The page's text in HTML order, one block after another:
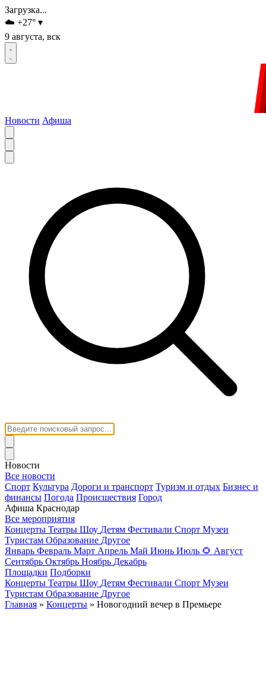
Загрузка...
☁️ +27° ▾
9 августа, вск
Новости Афиша
Новости
Все новости
Спорт Культура Дороги и транспорт Туризм и отдых Бизнес и
финансы Погода Происшествия Город
Афиша Краснодар
Все мероприятия
Концерты Театры Шоу Детям Фестивали Спорт Музеи
Туристам Образование Другое
Январь Февраль Март Апрель Май Июнь Июль 🌻 Август
Сентябрь Октябрь Ноябрь Декабрь
Площадки Подборки
Концерты Театры Шоу Детям Фестивали Спорт Музеи
Туристам Образование Другое
Главная » Концерты » Новогодний вечер в Премьере